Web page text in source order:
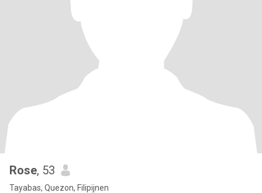
Rose, 53
Tayabas, Quezon, Filipijnen